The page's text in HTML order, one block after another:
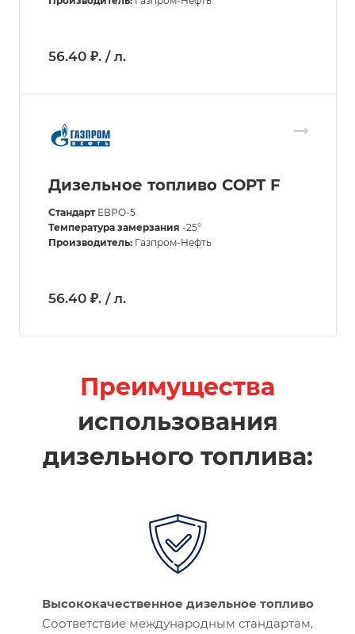
56.40 ₽. / л.
Дизельное топливо СОРТ F
СтандартЕВРО-5
Температура замерзания -25°
Производитель: Газпром-Нефть
56.40 ₽. / л.
Преимущества
использования
дизельного топлива:
Высококачественное дизельное топливо
Соответствие международным стандартам,